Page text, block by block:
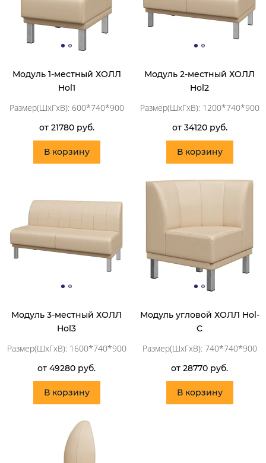
Модуль 1-местный ХОЛЛ
Hol1
Размер(ШхГхВ): 600*740*900
от 21780 руб.
В корзину
Модуль 2-местный ХОЛЛ
Hol2
Размер(ШхГхВ): 1200*740*900
от 34120 руб.
В корзину
Модуль 3-местный ХОЛЛ
Hol3
Размер(ШхГхВ): 1600*740*900
от 49280 руб.
В корзину
Модуль угловой ХОЛЛ Hol-
C
Размер(ШхГхВ): 740*740*900
от 28770 руб.
В корзину